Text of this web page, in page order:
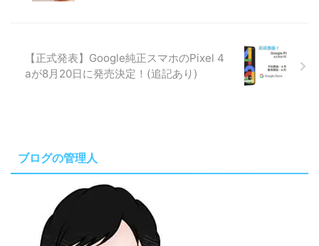
【正式発表】Google純正スマホのPixel 4
aが8月20日に発売決定！(追記あり)
ブログの管理人